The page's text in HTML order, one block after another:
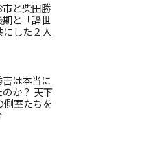
市と柴田勝
と「辞世
した２人
吉は本当に
のか？ 天下
側室たちを